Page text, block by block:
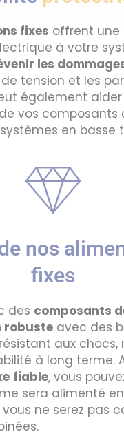
fixes offrent une
à votre
les
tension et les
également
vos composants
en basse
nos
fixes
des composants
robuste avec des
aux chocs,
à long terme.
fiable, vous
sera alimenté
ne serez pas